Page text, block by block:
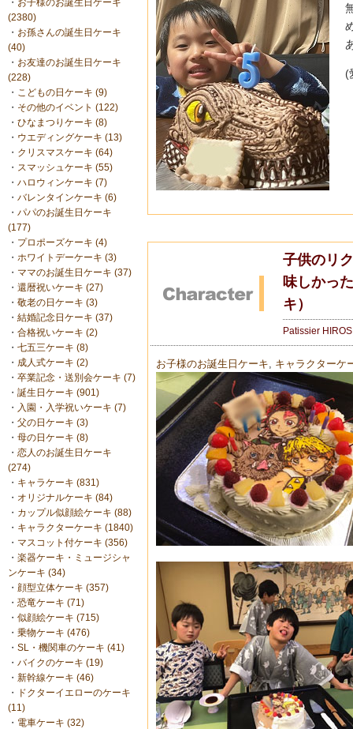
・ お子様のお誕生日ケーキ
(2380)
・ お孫さんの誕生日ケーキ
(40)
・ お友達のお誕生日ケーキ
(228)
・ こどもの日ケーキ (9)
・ その他のイベント (122)
・ ひなまつりケーキ (8)
・ ウエディングケーキ (13)
・ クリスマスケーキ (64)
・ スマッシュケーキ (55)
・ ハロウィンケーキ (7)
・ バレンタインケーキ (6)
・ パパのお誕生日ケーキ
(177)
・ プロポーズケーキ (4)
・ ホワイトデーケーキ (3)
・ ママのお誕生日ケーキ (37)
・ 還暦祝いケーキ (27)
・ 敬老の日ケーキ (3)
・ 結婚記念日ケーキ (37)
・ 合格祝いケーキ (2)
・ 七五三ケーキ (8)
・ 成人式ケーキ (2)
・ 卒業記念・送別会ケーキ (7)
・ 誕生日ケーキ (901)
・ 入園・入学祝いケーキ (7)
・ 父の日ケーキ (3)
・ 母の日ケーキ (8)
・ 恋人のお誕生日ケーキ
(274)
・ キャラケーキ (831)
・ オリジナルケーキ (84)
・ カップル似顔絵ケーキ (88)
・ キャラクターケーキ (1840)
・ マスコット付ケーキ (356)
・ 楽器ケーキ・ミュージシャ
ンケーキ (34)
・ 顔型立体ケーキ (357)
・ 恐竜ケーキ (71)
・ 似顔絵ケーキ (715)
・ 乗物ケーキ (476)
・ SL・機関車のケーキ (41)
・ バイクのケーキ (19)
・ 新幹線ケーキ (46)
・
ドクターイエローのケーキ
(11)
・ 電車ケーキ (32)
(
子供のリ
味しかっ
キ）
Patissier
お子様のお誕生日ケーキ キャラクターケ